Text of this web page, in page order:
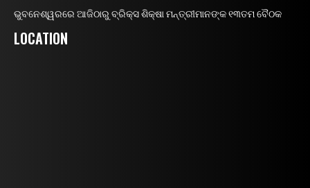
ଭୁବନେଶ୍ୱରରେ ଆଜିଠାରୁ ବ୍ରିକ୍ସ ଶିକ୍ଷା ମନ୍ତ୍ରୀମାନଙ୍କ ୧୩ତମ ବୈଠକ
LOCATION